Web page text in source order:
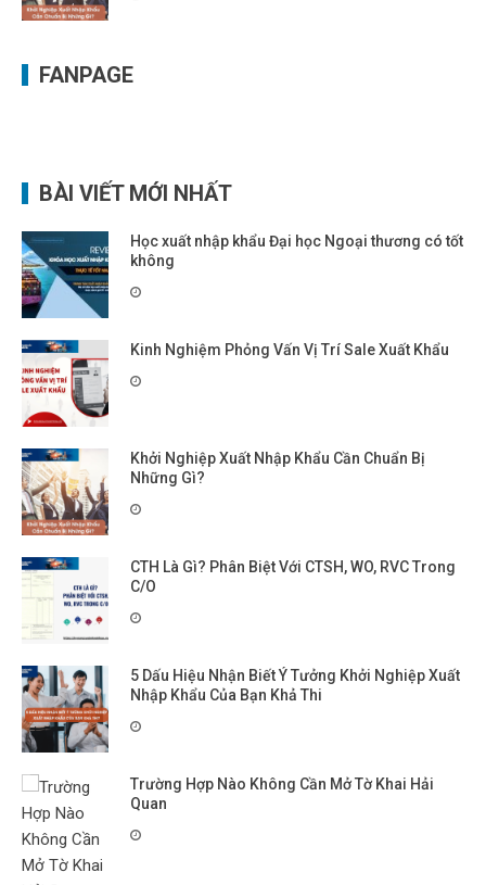
FANPAGE
BÀI VIẾT MỚI NHẤT
Học xuất nhập khẩu Đại học Ngoại thương có tốt
không
Kinh Nghiệm Phỏng Vấn Vị Trí Sale Xuất Khẩu
Khởi Nghiệp Xuất Nhập Khẩu Cần Chuẩn Bị
Những Gì?
CTH Là Gì? Phân Biệt Với CTSH, WO, RVC Trong
C/O
5 Dấu Hiệu Nhận Biết Ý Tưởng Khởi Nghiệp Xuất
Nhập Khẩu Của Bạn Khả Thi
Trường Hợp Nào Không Cần Mở Tờ Khai Hải
Quan